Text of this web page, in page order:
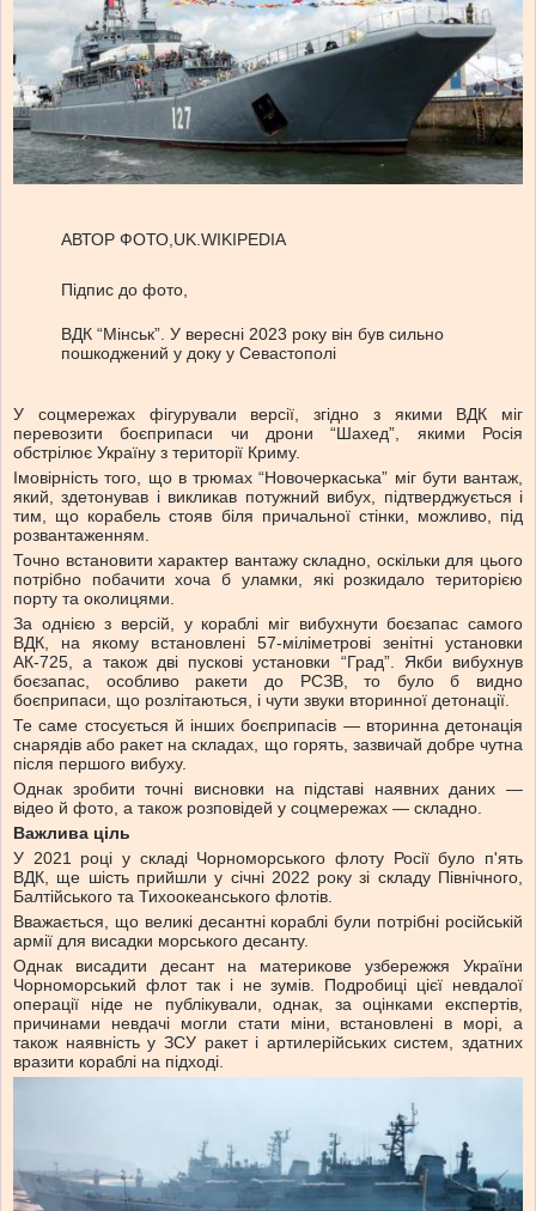
АВТОР ФОТО,UK.WIKIPEDIA
Підпис до фото,
ВДК “Мінськ”. У вересні 2023 року він був сильно
пошкоджений у доку у Севастополі
У соцмережах фігурували версії, згідно з якими ВДК міг
перевозити боєприпаси чи дрони “Шахед”, якими Росія
обстрілює Україну з території Криму.
Імовірність того, що в трюмах “Новочеркаська” міг бути вантаж,
який, здетонував і викликав потужний вибух, підтверджується і
тим, що корабель стояв біля причальної стінки, можливо, під
розвантаженням.
Точно встановити характер вантажу складно, оскільки для цього
потрібно побачити хоча б уламки, які розкидало територією
порту та околицями.
За однією з версій, у кораблі міг вибухнути боєзапас самого
ВДК, на якому встановлені 57-міліметрові зенітні установки
АК-725, а також дві пускові установки “Град”. Якби вибухнув
боєзапас, особливо ракети до РСЗВ, то було б видно
боєприпаси, що розлітаються, і чути звуки вторинної детонації.
Те саме стосується й інших боєприпасів — вторинна детонація
снарядів або ракет на складах, що горять, зазвичай добре чутна
після першого вибуху.
Однак зробити точні висновки на підставі наявних даних —
відео й фото, а також розповідей у соцмережах — складно.
Важлива ціль
У 2021 році у складі Чорноморського флоту Росії було п'ять
ВДК, ще шість прийшли у січні 2022 року зі складу Північного,
Балтійського та Тихоокеанського флотів.
Вважається, що великі десантні кораблі були потрібні російській
армії для висадки морського десанту.
Однак висадити десант на материкове узбережжя України
Чорноморський флот так і не зумів. Подробиці цієї невдалої
операції ніде не публікували, однак, за оцінками експертів,
причинами невдачі могли стати міни, встановлені в морі, а
також наявність у ЗСУ ракет і артилерійських систем, здатних
вразити кораблі на підході.